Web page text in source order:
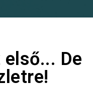
De